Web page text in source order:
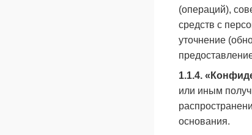
(операций),
средств с
уточнение
1.1.4.
или иным
основания.